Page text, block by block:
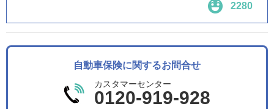
2280
自動車保険に関するお問合せ
カスタマーセンター
0120-919-928